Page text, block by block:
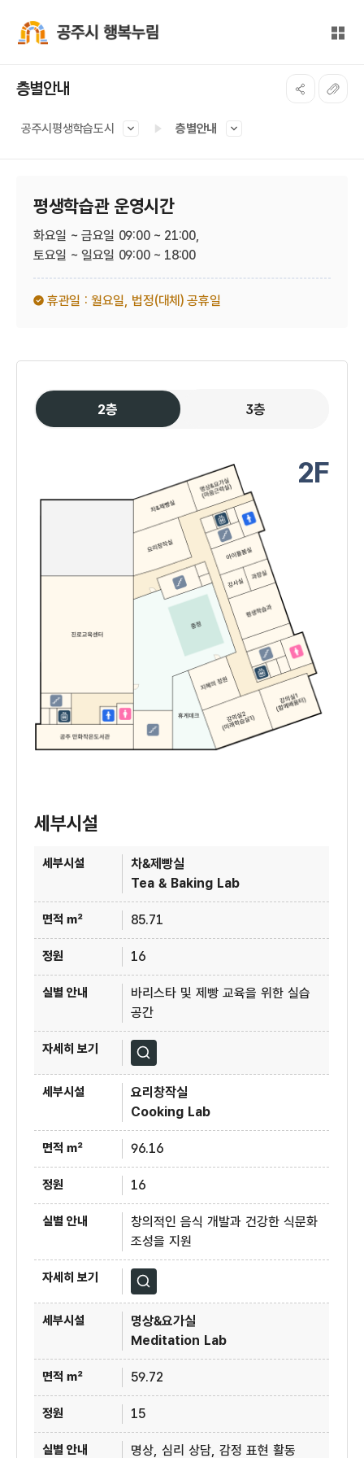
전체
층별안내
공주시평생학습도시 층별안내
평생학습관 운영시간
화요일 ~ 금요일 09:00 ~ 21:00,
토요일 ~ 일요일 09:00 ~ 18:00
휴관일 : 월요일, 법정(대체) 공휴일
2층 3층
2F
세부시설
차&제빵실
Tea & Baking Lab
85.71
16
바리스타 및 제빵 교육을 위한 실습
공간
자세히보기
요리창작실
Cooking Lab
96.16
16
창의적인 음식 개발과 건강한 식문화
조성을 지원
자세히보기
명상&요가실
Meditation Lab
59.72
15
명상, 심리 상담, 감정 표현 활동